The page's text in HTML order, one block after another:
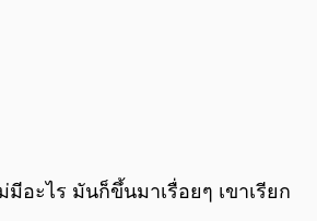
อะไร มันก็ขึ้นมาเรื่อยๆ เขาเรียก